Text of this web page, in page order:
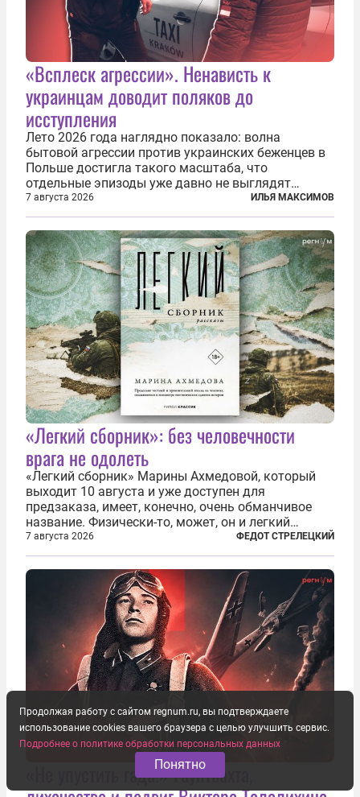
«Всплеск агрессии». Ненависть к
украинцам доводит поляков до
исступления
Лето 2026 года наглядно показало: волна
бытовой агрессии против украинских беженцев в
Польше достигла такого масштаба, что
отдельные эпизоды уже давно не выглядят
случайными. Поляки, судя по происходящему,
буквально теряют рассудок от ненависти к
украинским беженцам, и каждый новый случай
по-своему...
7 августа 2026 ИЛЬЯ МАКСИМОВ
«Легкий сборник»: без человечности
врага не одолеть
«Легкий сборник» Марины Ахмедовой, который
выходит 10 августа и уже доступен для
предзаказа, имеет, конечно, очень обманчивое
название. Физически-то, может, он и легкий
относительно. Но метафизически —
безотносительно тяжелый. Десять рассказов,
каждый из которых напрямую или косвенно (в
основном —...
7 августа 2026 ФЕДОТ СТРЕЛЕЦКИЙ
«Не упустить гада!» Гауптвахта,
Продолжая работу с сайтом regnum.ru, вы подтверждаете
использование cookies вашего браузера с целью улучшить сервис.
Подробнее о политике обработки персональных данных
Понятно